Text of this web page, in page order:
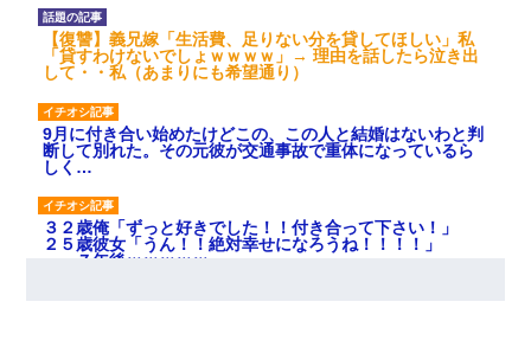
【復讐】義兄嫁「生活費、足りない分を貸してほしい」私
「貸すわけないでしょｗｗｗｗ」→ 理由を話したら泣き出
して・・私（あまりにも希望通り）
9月に付き合い始めたけどこの、この人と結婚はないわと判
断して別れた。その元彼が交通事故で重体になっているら
しく…
３２歳俺「ずっと好きでした！！付き合って下さい！」
２５歳彼女「うん！！絶対幸せになろうね！！！！」
→ ７年後ｗｗｗｗｗ